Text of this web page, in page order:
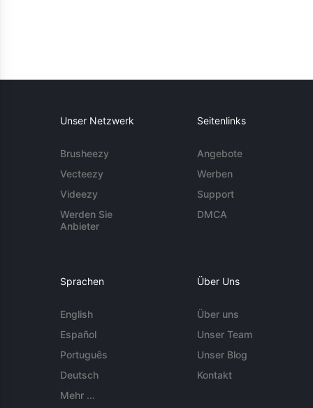
Unser Netzwerk
Brusheezy
Vecteezy
Videezy
Werden Sie
Anbieter
Seitenlinks
Angebote
Werben
Support
DMCA
Sprachen
English
Español
Português
Deutsch
Mehr ...
Über Uns
Über uns
Unser Team
Unser Blog
Kontakt